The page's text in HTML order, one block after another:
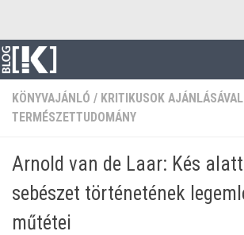
KÖNYVAJÁNLÓ / KRITIKUSOK AJÁNLÁSÁVAL
TERMÉSZETTUDOMÁNY
Arnold van de Laar: Kés
sebészet történetének
műtétei